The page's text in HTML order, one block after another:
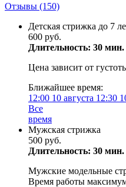
Отзывы (150)
Детская стрижка до 7
600 руб.
Длительность: 30 мин.
Цена зависит от
Ближайшее время:
12:00 10 августа 12:30
Все
время
Мужская стрижка
500 руб.
Длительность: 30 мин.
Мужские модельные
Время работы